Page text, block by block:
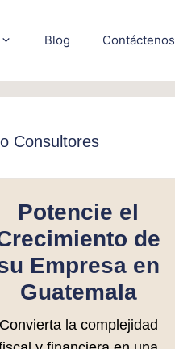
Blog Contáctenos
Consultores
Potencie el
de
Empresa en
Guatemala
Convierta la complejidad